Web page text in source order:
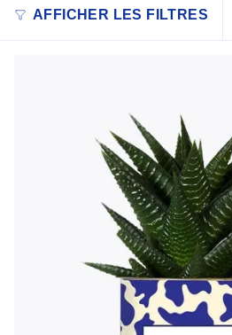
AFFICHER LES FILTRES